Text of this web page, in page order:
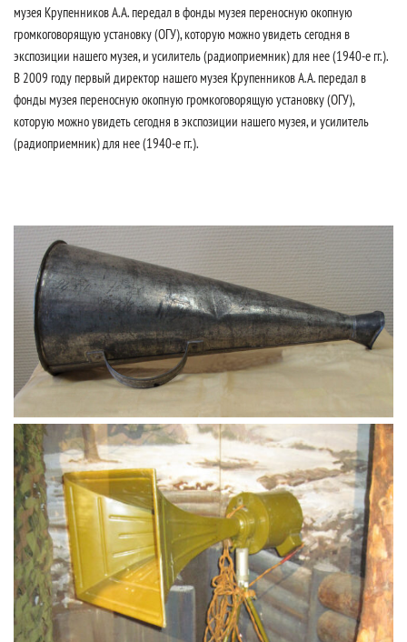
музея Крупенников А.А. передал в фонды музея переносную окопную
громкоговорящую установку (ОГУ), которую можно увидеть сегодня в
экспозиции нашего музея, и усилитель (радиоприемник) для нее (1940-е гг.).
В 2009 году первый директор нашего музея Крупенников А.А. передал в
фонды музея переносную окопную громкоговорящую установку (ОГУ),
которую можно увидеть сегодня в экспозиции нашего музея, и усилитель
(радиоприемник) для нее (1940-е гг.).